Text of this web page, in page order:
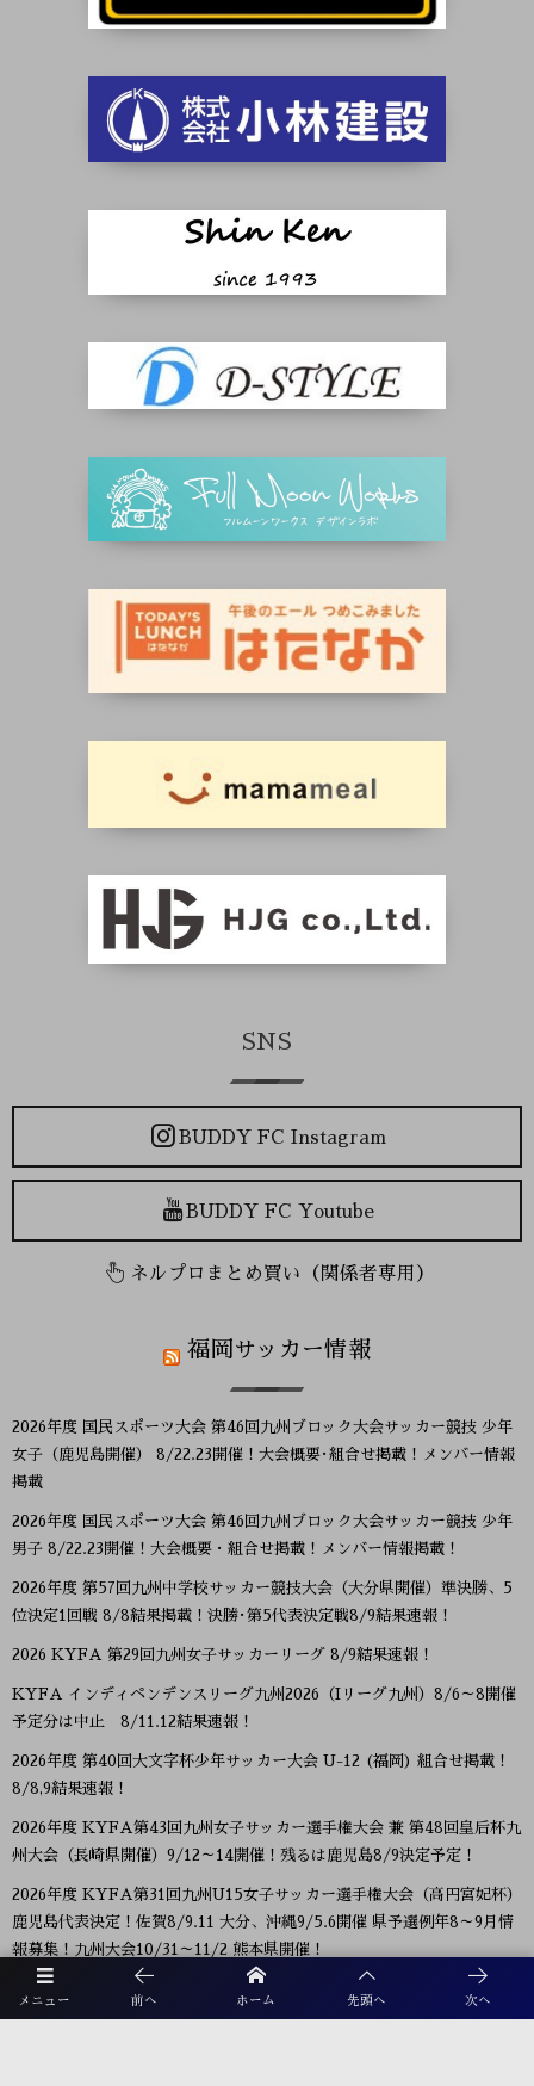
メニュー 前へ ホーム 先頭へ 次へ
SNS
BUDDY FC Instagram
BUDDY FC Youtube
ネルプロまとめ買い（関係者専用）
福岡サッカー情報
2026年度 国民スポーツ大会 第46回九州ブロック大会サッカー競技 少年
女子（鹿児島開催） 8/22.23開催！大会概要･組合せ掲載！メンバー情報
掲載
2026年度 国民スポーツ大会 第46回九州ブロック大会サッカー競技 少年
男子 8/22.23開催！大会概要・組合せ掲載！メンバー情報掲載！
2026年度 第57回九州中学校サッカー競技大会（大分県開催）準決勝、5
位決定1回戦 8/8結果掲載！決勝･第5代表決定戦8/9結果速報！
2026 KYFA 第29回九州女子サッカーリーグ 8/9結果速報！
KYFA インディペンデンスリーグ九州2026（Iリーグ九州）8/6～8開催
予定分は中止 8/11.12結果速報！
2026年度 第40回大文字杯少年サッカー大会 U-12 (福岡) 組合せ掲載！
8/8,9結果速報！
2026年度 KYFA第43回九州女子サッカー選手権大会 兼 第48回皇后杯九
州大会（長崎県開催）9/12～14開催！残るは鹿児島8/9決定予定！
2026年度 KYFA第31回九州U15女子サッカー選手権大会（高円宮妃杯）
鹿児島代表決定！佐賀8/9.11 大分、沖縄9/5.6開催 県予選例年8～9月情
報募集！九州大会10/31～11/2 熊本県開催！
【九州版】都道府県トレセンメンバー2026 随時更新！情報お待ちしてい